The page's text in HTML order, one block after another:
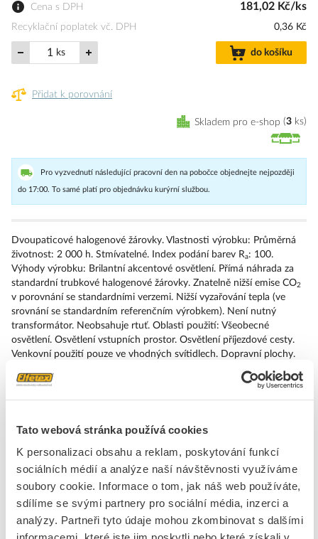
Tato webová stránka používá cookies
K personalizaci obsahu a reklam, poskytování funkcí
sociálních médií a analýze naší návštěvnosti využíváme
soubory cookie. Informace o tom, jak náš web používáte,
sdílíme se svými partnery pro sociální média, inzerci a
analýzy. Partneři tyto údaje mohou zkombinovat s dalšími
Cena s DPH 181,02 Kč/ks
Recyklační poplatek vč. DPH 0,36 Kč
ks do košíku
Přidat k porovnání
Skladem pro e-shop 3 ks
Pro vyzvednutí následující pracovní den na pobočce objednejte nejpozději
do 17:00. To samé platí pro objednávku kurýrní službou.
Dvoupaticové halogenové žárovky. Vlastnosti výrobku: Průměrná
životnost: 2 000 h. Stmívatelné. Index podání barev Ra: 100.
Výhody výrobku: Brilantní akcentové osvětlení. Přímá náhrada za
standardní trubkové halogenové žárovky. Znatelně nižší emise CO2
v porovnání se standardními verzemi. Nižší vyzařování tepla (ve
srovnání se standardním referenčním výrobkem). Není nutný
transformátor. Neobsahuje rtuť. Oblasti použití: Všeobecné
osvětlení. Osvětlení vstupních prostor. Osvětlení příjezdové cesty.
Venkovní použití pouze ve vhodných svítidlech. Dopravní plochy.
Kanceláře, veřejné budovy. Ideální pro zvýraznění a akcentování
světelný zdroj vadný.. Světelný zdroj pro použití pouze v uzavřeném
Značka OSRAM
Napětí zdoje světla
230 - 230 V